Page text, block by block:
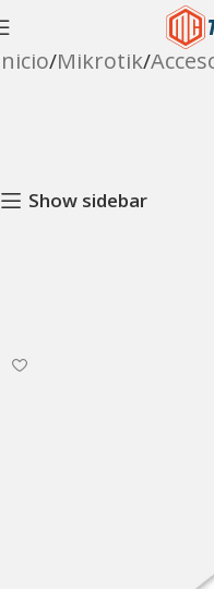
Mikrotik
Show sidebar